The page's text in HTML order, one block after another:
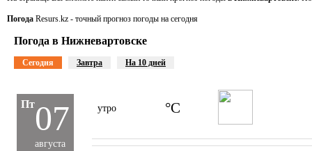
Погода Resurs.kz - точный прогноз погоды на сегодня
Погода в Нижневартовске
Сегодня Завтра На 10 дней
Пт07
августа
утро °C